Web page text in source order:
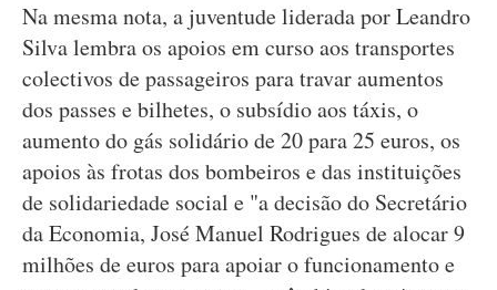
Na mesma nota, a juventude liderada por Leandro
Silva lembra os apoios em curso aos transportes
colectivos de passageiros para travar aumentos
dos passes e bilhetes, o subsídio aos táxis, o
aumento do gás solidário de 20 para 25 euros, os
apoios às frotas dos bombeiros e das instituições
de solidariedade social e "a decisão do Secretário
da Economia, José Manuel Rodrigues de alocar 9
milhões de euros para apoiar o funcionamento e